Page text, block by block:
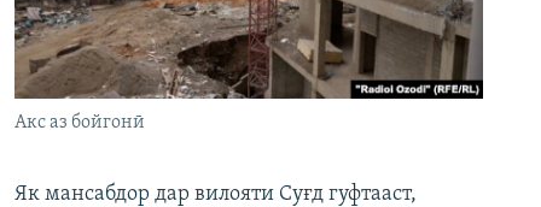
Акс аз бойгонӣ
Як мансабдор дар вилояти Суғд гуфтааст,